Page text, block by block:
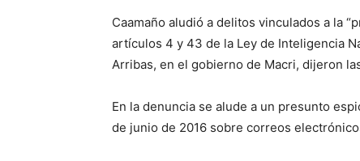
Caamaño aludió a delitos vinculados a la
artículos 4 y 43 de la Ley de Inteligencia
Arribas, en el gobierno de Macri, dijeron
En la denuncia se alude a un presunto
de junio de 2016 sobre correos